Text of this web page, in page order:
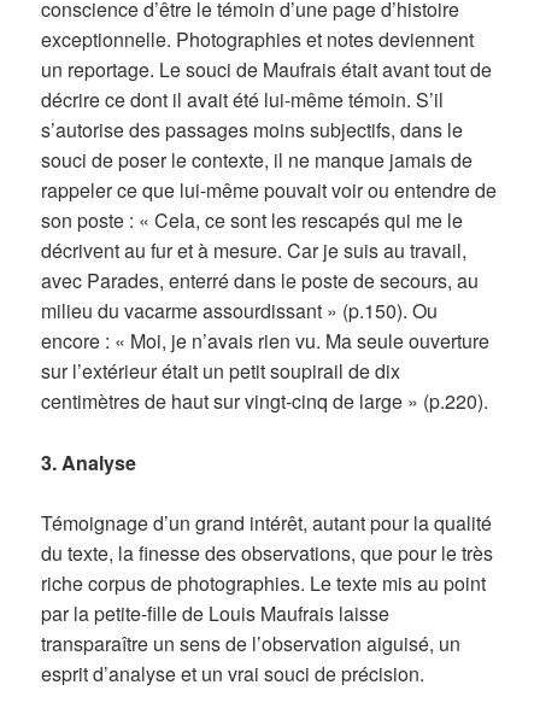
conscience d’être le témoin d’une page d’histoire
exceptionnelle. Photographies et notes deviennent
un reportage. Le souci de Maufrais était avant tout de
décrire ce dont il avait été lui-même témoin. S’il
s’autorise des passages moins subjectifs, dans le
souci de poser le contexte, il ne manque jamais de
rappeler ce que lui-même pouvait voir ou entendre de
son poste : « Cela, ce sont les rescapés qui me le
décrivent au fur et à mesure. Car je suis au travail,
avec Parades, enterré dans le poste de secours, au
milieu du vacarme assourdissant » (p.150). Ou
encore : « Moi, je n’avais rien vu. Ma seule ouverture
sur l’extérieur était un petit soupirail de dix
centimètres de haut sur vingt-cinq de large » (p.220).
3. Analyse
Témoignage d’un grand intérêt, autant pour la qualité
du texte, la finesse des observations, que pour le très
riche corpus de photographies. Le texte mis au point
par la petite-fille de Louis Maufrais laisse
transparaître un sens de l’observation aiguisé, un
esprit d’analyse et un vrai souci de précision.